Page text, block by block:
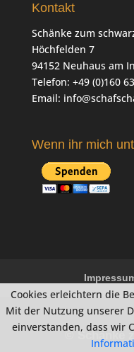
Kontakt
Schänke zum
Höchfelden 7
94152 Neuhaus am
Telefon: +49 (0)160
Email:
Wenn ihr mich
© Schänke
Cookies erleichtern die
Mit der Nutzung unserer
einverstanden, dass wir